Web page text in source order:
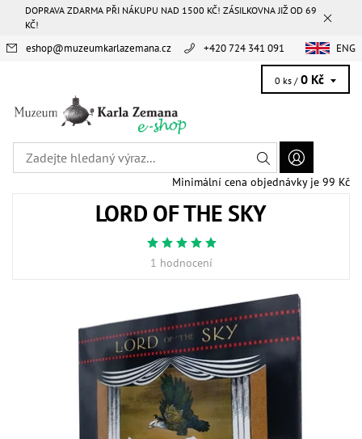
DOPRAVA ZDARMA PŘI NÁKUPU NAD 1500 KČ! ZÁSILKOVNA JIŽ OD 69
KČ!
+420 724 341 091
eshop@muzeumkarlazemana.cz ENG
0 ks / 0 Kč
Minimální cena objednávky je 99 Kč
LORD OF THE SKY
1 hodnocení